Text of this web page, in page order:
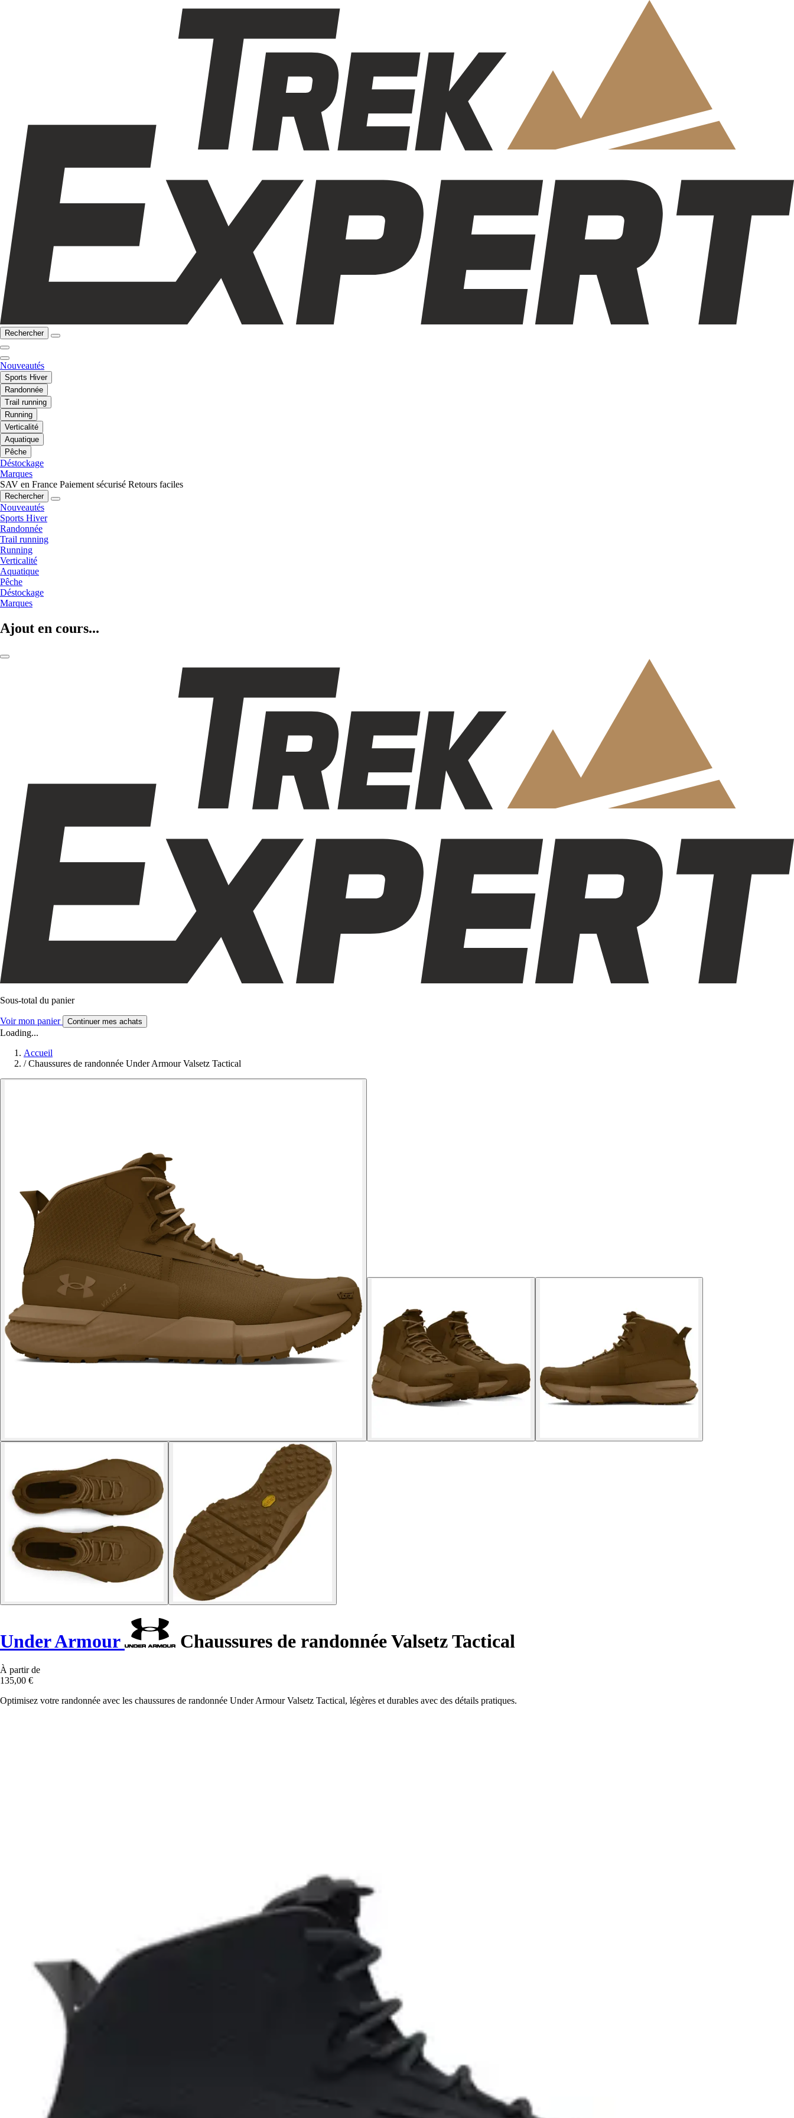
Rechercher
Nouveautés
Sports Hiver
Randonnée
Trail running
Running
Verticalité
Aquatique
Pêche
Déstockage
Marques
SAV en France Paiement sécurisé Retours faciles
Rechercher
Nouveautés
Sports Hiver
Randonnée
Trail running
Running
Verticalité
Aquatique
Pêche
Déstockage
Marques
Ajout en cours...
Sous-total du panier
Voir mon panier Continuer mes achats
Loading...
Accueil
/ Chaussures de randonnée Under Armour Valsetz Tactical
Under Armour Chaussures de randonnée Valsetz Tactical
À partir de
135,00 €
Optimisez votre randonnée avec les chaussures de randonnée Under Armour Valsetz Tactical, légères et durables avec des détails pratiques.